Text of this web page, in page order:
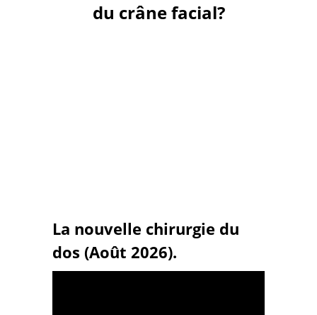
du crâne facial?
La nouvelle chirurgie du
dos (Août 2026).